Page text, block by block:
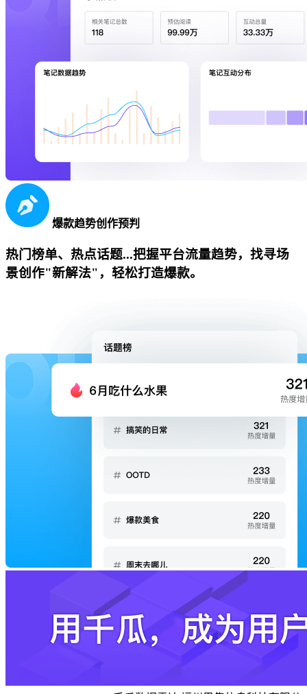
爆款趋势创作预判
热门榜单、热点话题...把握平台流量趋势，找寻场
景创作"新解法"，轻松打造爆款。